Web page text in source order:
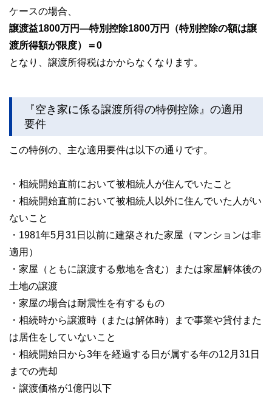
ケースの場合、
譲渡益1800万円―特別控除1800万円（特別控除の額は譲
渡所得額が限度）＝0
となり、譲渡所得税はかからなくなります。
『空き家に係る譲渡所得の特例控除』の適用
要件
この特例の、主な適用要件は以下の通りです。
・相続開始直前において被相続人が住んでいたこと
・相続開始直前において被相続人以外に住んでいた人がい
ないこと
・1981年5月31日以前に建築された家屋（マンションは非
適用）
・家屋（ともに譲渡する敷地を含む）または家屋解体後の
土地の譲渡
・家屋の場合は耐震性を有するもの
・相続時から譲渡時（または解体時）まで事業や貸付また
は居住をしていないこと
・相続開始日から3年を経過する日が属する年の12月31日
までの売却
・譲渡価格が1億円以下